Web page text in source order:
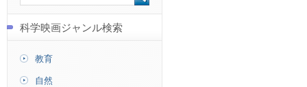
科学映画ジャンル検索
教育
自然